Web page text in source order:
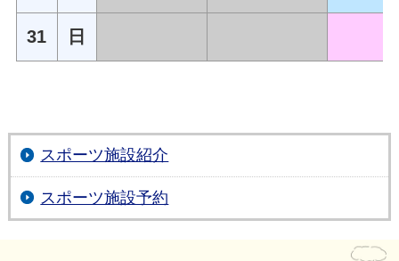
31 日
スポーツ施設紹介
スポーツ施設予約